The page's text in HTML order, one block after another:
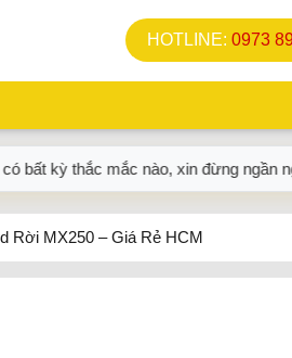
HOTLINE: 0973
nào, xin đừng ngần ngại nhắn tin
Rời MX250 – Giá Rẻ HCM